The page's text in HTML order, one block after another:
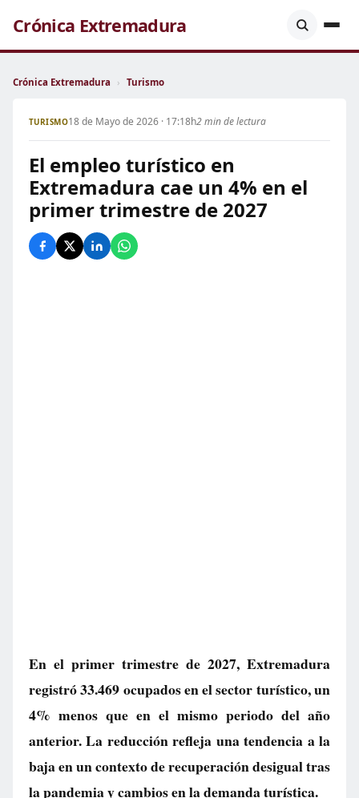
Crónica Extremadura
Crónica Extremadura › Turismo
TURISMO18 de Mayo de 2026 · 17:18h2 min de lectura
El empleo turístico en
Extremadura cae un 4% en el
primer trimestre de 2027
En el primer trimestre de 2027, Extremadura
registró 33.469 ocupados en el sector turístico, un
4% menos que en el mismo periodo del año
anterior. La reducción refleja una tendencia a la
baja en un contexto de recuperación desigual tras
la pandemia y cambios en la demanda turística.